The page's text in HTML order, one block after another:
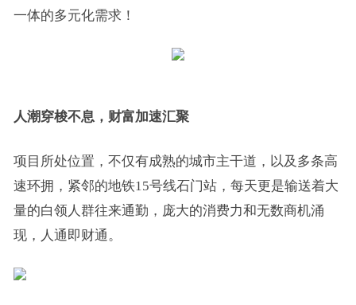
一体的多元化需求！
人潮穿梭不息，财富加速汇聚
项目所处位置，不仅有成熟的城市主干道，以及多条高
速环拥，紧邻的地铁15号线石门站，每天更是输送着大
量的白领人群往来通勤，庞大的消费力和无数商机涌
现，人通即财通。